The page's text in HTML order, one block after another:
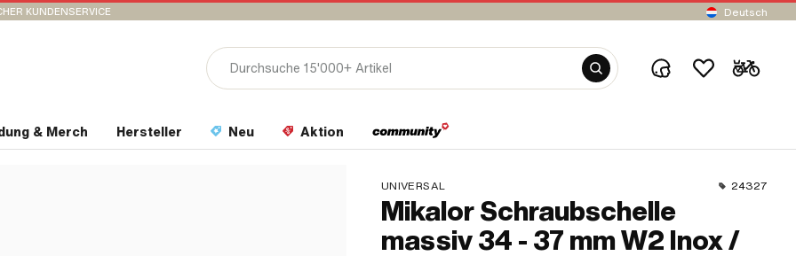
KUNDENSERVICE Deutsch
& Merch Hersteller Neu Aktion
UNIVERSAL 24327
Mikalor Schraubschelle
massiv 34 - 37 mm W2 Inox /